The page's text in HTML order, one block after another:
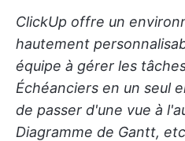
ClickUp offre un
hautement
équipe à gérer les
Échéanciers en un seul
de passer d'une vue à
Diagramme de Gantt,